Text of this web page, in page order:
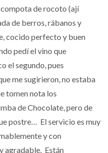
de rocoto (ají
de berros, rábanos y
cocido perfecto y buen
pedí el vino que
el segundo, pues
me sugirieron, no estaba
tomen nota los
de Chocolate, pero de
postre… El servicio es muy
y con
agradable. Están